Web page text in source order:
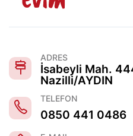
ADRES
İsabeyli Mah.
Nazilli/AYDIN
TELEFON
0850 441 0486